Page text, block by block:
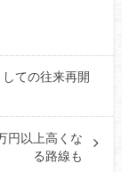
ての往来再開
円以上高くな
る路線も